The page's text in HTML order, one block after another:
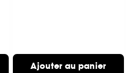
Ajouter au panier